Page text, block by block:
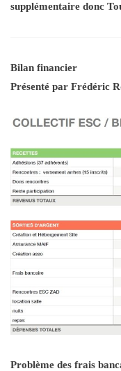
supplémentaire donc
Bilan financier
Présenté par Frédéric
Problème des frais